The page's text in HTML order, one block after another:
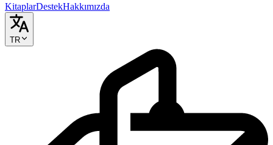
KitaplarDestekHakkımızda
TR